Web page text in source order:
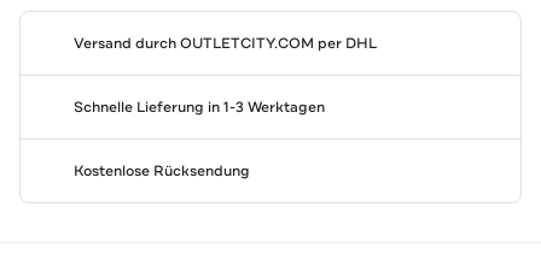
Versand durchOUTLETCITY.COM per DHL
Schnelle Lieferung in 1-3 Werktagen
Kostenlose Rücksendung